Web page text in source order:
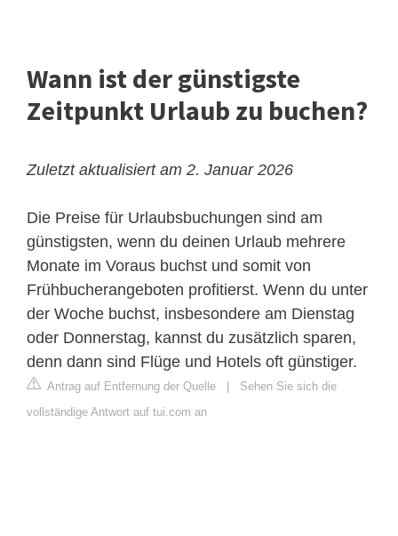
Wann ist der günstigste
Zeitpunkt Urlaub zu buchen?
Zuletzt aktualisiert am 2. Januar 2026
Die Preise für Urlaubsbuchungen sind am
günstigsten, wenn du deinen Urlaub mehrere
Monate im Voraus buchst und somit von
Frühbucherangeboten profitierst. Wenn du unter
der Woche buchst, insbesondere am Dienstag
oder Donnerstag, kannst du zusätzlich sparen,
denn dann sind Flüge und Hotels oft günstiger.
Antrag auf Entfernung der Quelle
Sehen Sie sich die
vollständige Antwort auf tui.com an